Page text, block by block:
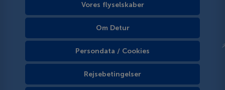
Vores flyselskaber
Om Detur
Persondata / Cookies
Rejsebetingelser